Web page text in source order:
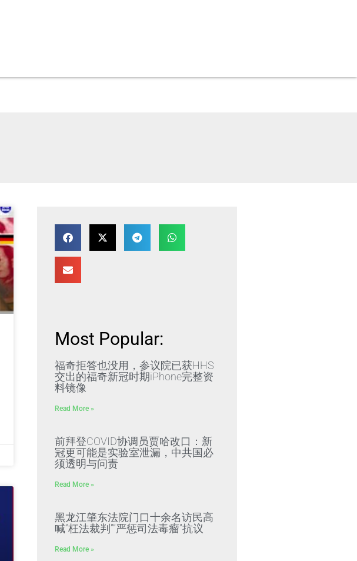
Most Popular:
福奇拒答也没用，参议院已获HHS
交出的福奇新冠时期iPhone完整资
料镜像
Read More »
前拜登COVID协调员贾哈改口：新
冠更可能是实验室泄漏，中共国必
须透明与问责
Read More »
黑龙江肇东法院门口十余名访民高
喊“枉法裁判”“严惩司法毒瘤”抗议
Read More »